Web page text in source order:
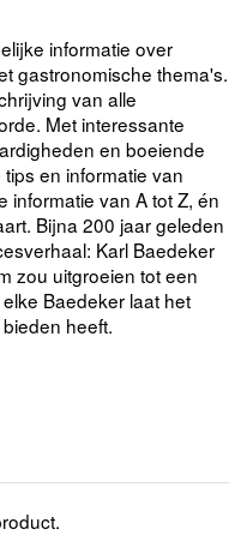
informatie over
gastronomische thema's.
van alle
Met interessante
en boeiende
en informatie van
informatie van A tot Z, én
Bijna 200 jaar geleden
Karl Baedeker
zou uitgroeien tot een
Baedeker laat het
heeft.